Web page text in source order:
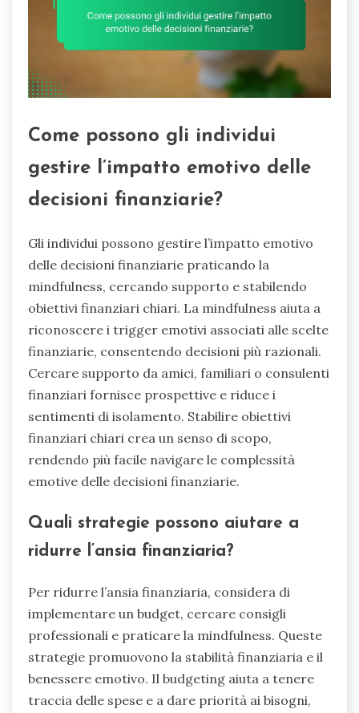
Come possono gli individui
gestire l’impatto emotivo delle
decisioni finanziarie?
Gli individui possono gestire l’impatto emotivo
delle decisioni finanziarie praticando la
mindfulness, cercando supporto e stabilendo
obiettivi finanziari chiari. La mindfulness aiuta a
riconoscere i trigger emotivi associati alle scelte
finanziarie, consentendo decisioni più razionali.
Cercare supporto da amici, familiari o consulenti
finanziari fornisce prospettive e riduce i
sentimenti di isolamento. Stabilire obiettivi
finanziari chiari crea un senso di scopo,
rendendo più facile navigare le complessità
emotive delle decisioni finanziarie.
Quali strategie possono aiutare a
ridurre l’ansia finanziaria?
Per ridurre l’ansia finanziaria, considera di
implementare un budget, cercare consigli
professionali e praticare la mindfulness. Queste
strategie promuovono la stabilità finanziaria e il
benessere emotivo. Il budgeting aiuta a tenere
traccia delle spese e a dare priorità ai bisogni,